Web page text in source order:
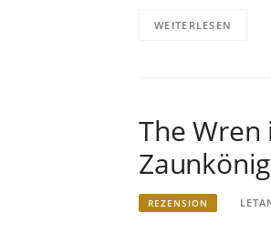
WEITERLESEN
The Wren
REZENSION